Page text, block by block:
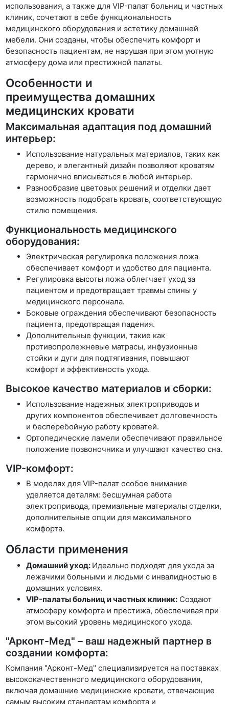
использования, а также для VIP-палат больниц и частных
клиник, сочетают в себе функциональность
медицинского оборудования и эстетику домашней
мебели. Они созданы, чтобы обеспечить комфорт и
безопасность пациентам, не нарушая при этом уютную
атмосферу дома или престижной палаты.
Особенности и
преимущества домашних
медицинских кровати
Максимальная адаптация под домашний
интерьер:
Использование натуральных материалов, таких как
дерево, и элегантный дизайн позволяют кроватям
гармонично вписываться в любой интерьер.
Разнообразие цветовых решений и отделки дает
возможность подобрать кровать, соответствующую
стилю помещения.
Функциональность медицинского
оборудования:
Электрическая регулировка положения ложа
обеспечивает комфорт и удобство для пациента.
Регулировка высоты ложа облегчает уход за
пациентом и предотвращает травмы спины у
медицинского персонала.
Боковые ограждения обеспечивают безопасность
пациента, предотвращая падения.
Дополнительные функции, такие как
противопролежневые матрасы, инфузионные
стойки и дуги для подтягивания, повышают
комфорт и эффективность ухода.
Высокое качество материалов и сборки:
Использование надежных электроприводов и
других компонентов обеспечивает долговечность
и бесперебойную работу кроватей.
Ортопедические ламели обеспечивают правильное
положение позвоночника и улучшают качество сна.
VIP-комфорт:
В моделях для VIP-палат особое внимание
уделяется деталям: бесшумная работа
электропривода, премиальные материалы отделки,
дополнительные опции для максимального
комфорта.
Области применения
Домашний уход: Идеально подходят для ухода за
лежачими больными и людьми с инвалидностью в
домашних условиях.
VIP-палаты больниц и частных клиник: Создают
атмосферу комфорта и престижа, обеспечивая при
этом высокий уровень медицинского ухода.
"Арконт-Мед" – ваш надежный партнер в
создании комфорта:
Компания "Арконт-Мед" специализируется на поставках
высококачественного медицинского оборудования,
включая домашние медицинские кровати, отвечающие
самым высоким стандартам комфорта и